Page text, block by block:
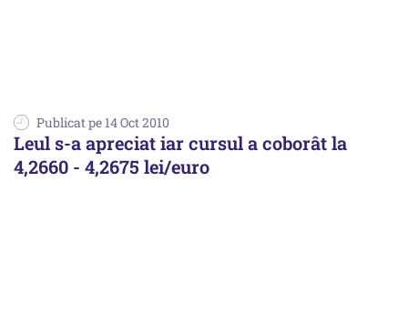
Publicat pe 14 Oct 2010
Leul s-a apreciat iar cursul a coborât la
4,2660 - 4,2675 lei/euro